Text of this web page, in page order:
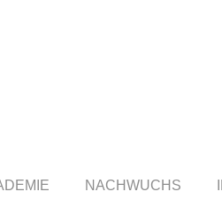
NACHWUCHS